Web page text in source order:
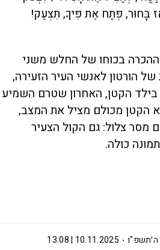
בָּחוּר, פְּתַח אֶת פִּיךָ, תִּצְעַק!
בכוחו של החלש משני
של הורטון לאנשי העיר הזעירה,
הקטן, האחרון שטרם השמיע
הקטן מכולם מציל את המצב,
מסר צלול: גם הקול הצעיר
כולה.
ה׳תשפ"ו 10.11.2025 | 13:08